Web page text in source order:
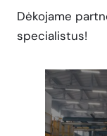
Dėkojame
specialistus!